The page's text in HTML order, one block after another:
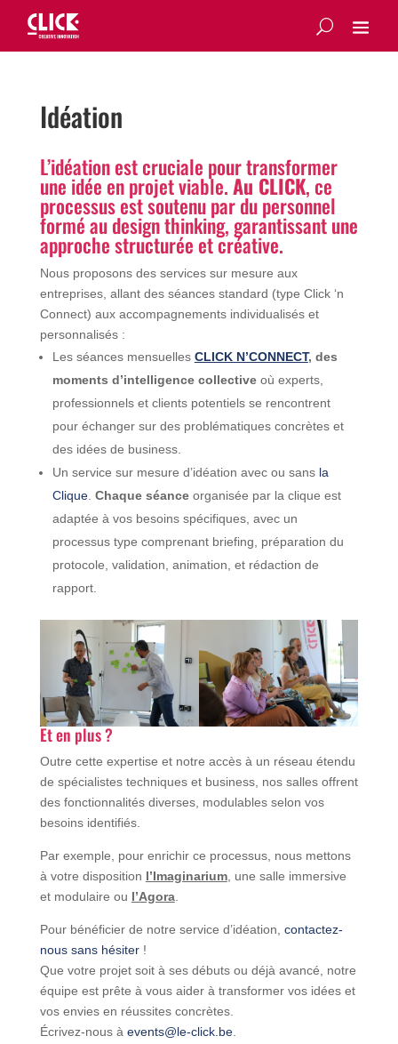
Idéation
L’idéation est cruciale pour transformer
une idée en projet viable.Au CLICK, ce
processus est soutenu par du personnel
formé au design thinking, garantissant une
approche structurée et créative.
Nous proposons des services sur mesure aux
entreprises, allant des séances standard (type Click ‘n
Connect) aux accompagnements individualisés et
personnalisés :
Les séances mensuelles CLICK N’CONNECT, des
moments d’intelligence collectiveoù experts,
professionnels et clients potentiels se rencontrent
pour échanger sur des problématiques concrètes et
des idées de business.
Un service sur mesure d’idéation avec ou sans la
Clique. Chaque séanceorganisée par la clique est
adaptée à vos besoins spécifiques, avec un
processus type comprenant briefing, préparation du
protocole, validation, animation, et rédaction de
rapport.
Et en plus ?
Outre cette expertise et notre accès à un réseau étendu
de spécialistes techniques et business, nos salles offrent
des fonctionnalités diverses, modulables selon vos
besoins identifiés.
Par exemple, pour enrichir ce processus, nous mettons
à votre disposition l’Imaginarium, une salle immersive
et modulaire ou l’Agora.
Pour bénéficier de notre service d’idéation, contactez-
nous sans hésiter!
Que votre projet soit à ses débuts ou déjà avancé, notre
équipe est prête à vous aider à transformer vos idées et
vos envies en réussites concrètes.
Écrivez-nous à events@le-click.be.